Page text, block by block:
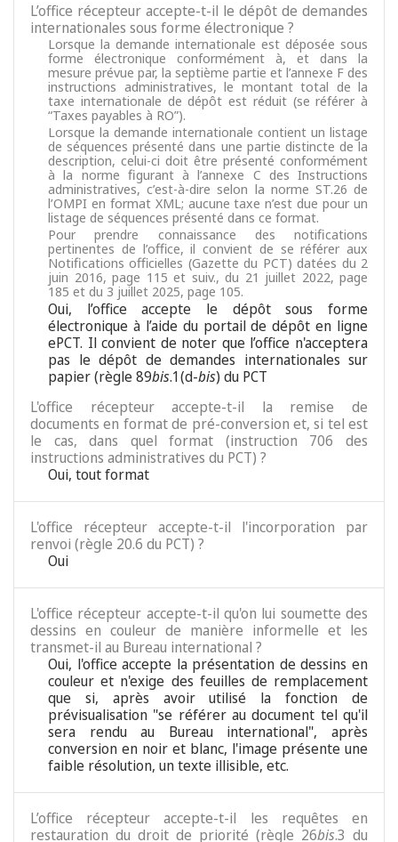
L’office récepteur accepte-t-il le dépôt de demandes
internationales sous forme électronique ?
Lorsque la demande internationale est déposée sous
forme électronique conformément à, et dans la
mesure prévue par, la septième partie et l’annexe F des
instructions administratives, le montant total de la
taxe internationale de dépôt est réduit (se référer à
“Taxes payables à RO”).
Lorsque la demande internationale contient un listage
de séquences présenté dans une partie distincte de la
description, celui-ci doit être présenté conformément
à la norme figurant à l’annexe C des Instructions
administratives, c’est-à-dire selon la norme ST.26 de
l’OMPI en format XML; aucune taxe n’est due pour un
listage de séquences présenté dans ce format.
Pour prendre connaissance des notifications
pertinentes de l’office, il convient de se référer aux
Notifications officielles (Gazette du PCT) datées du 2
juin 2016, page 115 et suiv., du 21 juillet 2022, page
185 et du 3 juillet 2025, page 105.
Oui, l’office accepte le dépôt sous forme
électronique à l’aide du portail de dépôt en ligne
ePCT. Il convient de noter que l’office n'acceptera
pas le dépôt de demandes internationales sur
papier (règle 89bis.1(d-bis) du PCT
L'office récepteur accepte-t-il la remise de
documents en format de pré-conversion et, si tel est
le cas, dans quel format (instruction 706 des
instructions administratives du PCT) ?
Oui, tout format
L'office récepteur accepte-t-il l'incorporation par
renvoi (règle 20.6 du PCT) ?
Oui
L'office récepteur accepte-t-il qu'on lui soumette des
dessins en couleur de manière informelle et les
transmet-il au Bureau international ?
Oui, l'office accepte la présentation de dessins en
couleur et n'exige des feuilles de remplacement
que si, après avoir utilisé la fonction de
prévisualisation "se référer au document tel qu'il
sera rendu au Bureau international", après
conversion en noir et blanc, l'image présente une
faible résolution, un texte illisible, etc.
L’office récepteur accepte-t-il les requêtes en
restauration du droit de priorité (règle 26bis.3 du